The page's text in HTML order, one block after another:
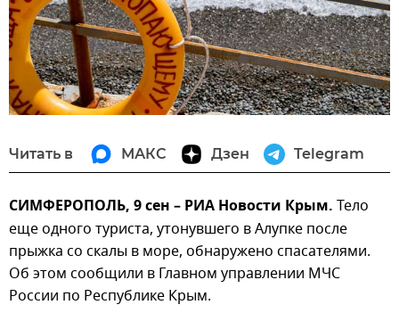
Читать в МАКС Дзен Telegram
СИМФЕРОПОЛЬ, 9 сен – РИА Новости Крым. Тело
еще одного туриста, утонувшего в Алупке после
прыжка со скалы в море, обнаружено спасателями.
Об этом сообщили в Главном управлении МЧС
России по Республике Крым.